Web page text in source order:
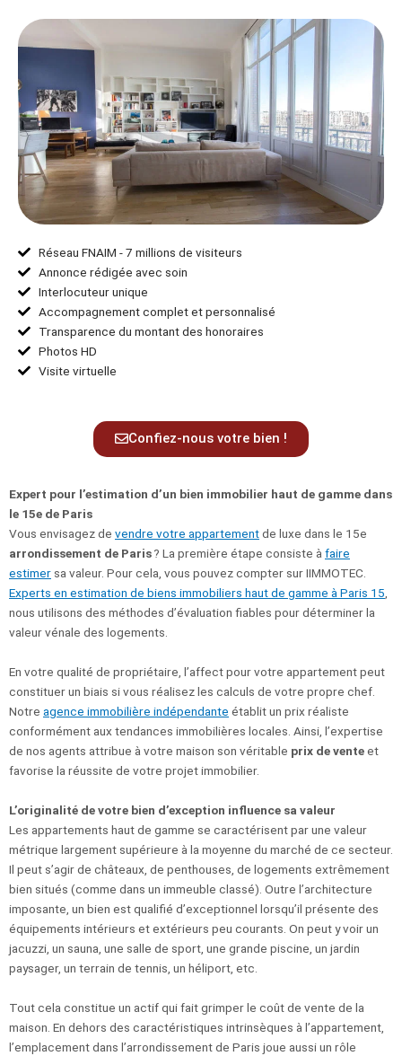
Réseau FNAIM - 7 millions de visiteurs
Annonce rédigée avec soin
Interlocuteur unique
Accompagnement complet et personnalisé
Transparence du montant des honoraires
Photos HD
Visite virtuelle
Confiez-nous votre bien !
Expert pour l’estimation d’un bien immobilier haut de gamme dans
le 15e de Paris
Vous envisagez de vendre votre appartementde luxe dans le 15e
arrondissement de Paris? La première étape consiste àfaire
estimer sa valeur. Pour cela, vous pouvez compter sur IIMMOTEC.
Experts en estimation de biens immobiliers haut de gamme à Paris 15,
nous utilisons des méthodes d’évaluation fiables pour déterminer la
valeur vénale des logements.
En votre qualité de propriétaire, l’affect pour votre appartement peut
constituer un biais si vous réalisez les calculs de votre propre chef.
Notre agence immobilière indépendante établit un prix réaliste
conformément aux tendances immobilières locales. Ainsi, l’expertise
de nos agents attribue à votre maison son véritable prix de venteet
favorise la réussite de votre projet immobilier.
L’originalité de votre bien d’exception influence sa valeur
Les appartements haut de gamme se caractérisent par une valeur
métrique largement supérieure à la moyenne du marché de ce secteur.
Il peut s’agir de châteaux, de penthouses, de logements extrêmement
bien situés (comme dans un immeuble classé). Outre l’architecture
imposante, un bien est qualifié d’exceptionnel lorsqu’il présente des
équipements intérieurs et extérieurs peu courants. On peut y voir un
jacuzzi, un sauna, une salle de sport, une grande piscine, un jardin
paysager, un terrain de tennis, un héliport, etc.
Tout cela constitue un actif qui fait grimper le coût de vente de la
maison. En dehors des caractéristiques intrinsèques à l’appartement,
l’emplacement dans l’arrondissement de Paris joue aussi un rôle